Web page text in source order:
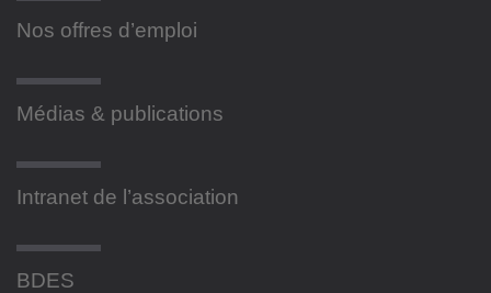
Nos offres d’emploi
Médias & publications
Intranet de l’association
BDES